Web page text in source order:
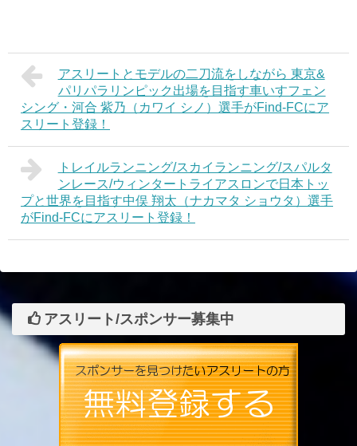
アスリートとモデルの二刀流をしながら 東京&
パリパラリンピック出場を目指す車いすフェン
シング・河合 紫乃（カワイ シノ）選手がFind-FCにア
スリート登録！
トレイルランニング/スカイランニング/スパルタ
ンレース/ウィンタートライアスロンで日本トッ
プと世界を目指す中俣 翔太（ナカマタ ショウタ）選手
がFind-FCにアスリート登録！
アスリート/スポンサー募集中